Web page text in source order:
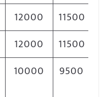
12000
11500
12000
11500
10000 9500